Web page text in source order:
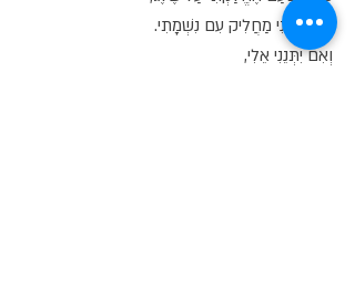
וְהַיּוֹם אֲנִי מַחֲלִיק עִם נִשְׁמָתִי.
וְאִם יִתְּנֵנִי אֵלִי,